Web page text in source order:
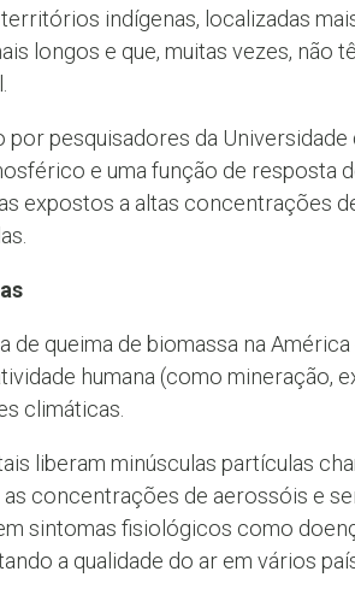
indígenas, localizadas
longos e que, muitas vezes, não
por pesquisadores da
e uma função de resposta
expostos a altas concentrações
de queima de biomassa na
humana (como mineração,
climáticas.
liberam minúsculas partículas
concentrações de aerossóis e
sintomas fisiológicos como
a qualidade do ar em vários